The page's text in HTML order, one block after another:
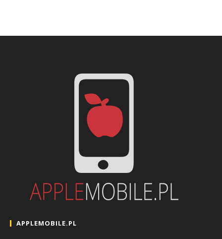
APPLEMOBILE.PL